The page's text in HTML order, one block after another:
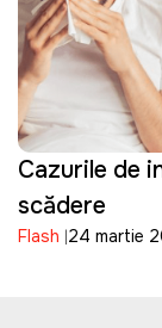
Cazurile de
scădere
Flash 24 martie